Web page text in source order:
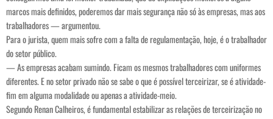
marcos mais definidos, poderemos dar mais segurança não só às empresas, mas aos
trabalhadores — argumentou.
Para o jurista, quem mais sofre com a falta de regulamentação, hoje, é o trabalhador
do setor público.
— As empresas acabam sumindo. Ficam os mesmos trabalhadores com uniformes
diferentes. E no setor privado não se sabe o que é possível terceirizar, se é atividade-
fim em alguma modalidade ou apenas a atividade-meio.
Segundo Renan Calheiros, é fundamental estabilizar as relações de terceirização no